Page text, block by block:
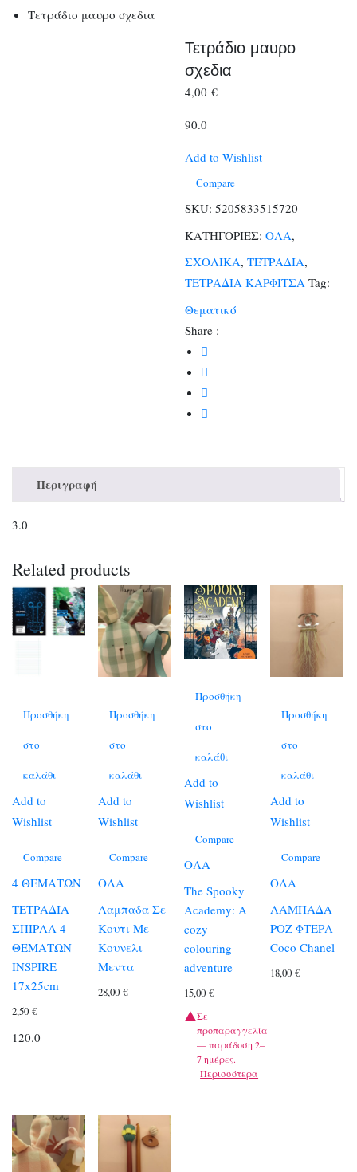
Τετράδιο μαυρο σχεδια
Τετράδιο μαυρο
σχεδια
4,00€
90.0
Add to Wishlist
Compare
SKU: 5205833515720
ΚΑΤΗΓΟΡΙΕΣ: ΟΛΑ,
ΣΧΟΛΙΚΑ,ΤΕΤΡΑΔΙΑ,
ΤΕΤΡΑΔΙΑ ΚΑΡΦΙΤΣΑ Tag:
Θεματικό
Share :
Περιγραφή
3.0
Related products
Προσθήκη
στο
καλάθι
Add to
Wishlist
Compare
4 ΘΕΜΑΤΩΝ
ΤΕΤΡΑΔΙΑ
ΣΠΙΡΑΛ 4
ΘΕΜΑΤΩΝ
INSPIRE
17x25cm
2,50 €
120.0
Προσθήκη
στο
καλάθι
Add to
Wishlist
Compare
ΟΛΑ
Λαμπαδα Σε
Κουτι Με
Κουνελι
Μεντα
28,00€
Προσθήκη
στο
καλάθι
Add to
Wishlist
Compare
ΟΛΑ
The Spooky
Academy: A
cozy
colouring
adventure
15,00€
Σε
προπαραγγελία
— παράδοση 2–
7 ημέρες.
Περισσότερα
Προσθήκη
στο
καλάθι
Add to
Wishlist
Compare
ΟΛΑ
ΛΑΜΠΑΔΑ
ΡΟΖ ΦΤΕΡΑ
Coco Chanel
18,00€